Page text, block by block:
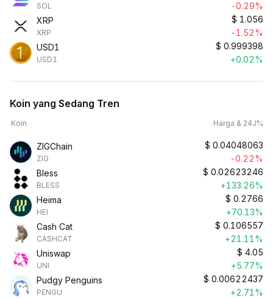
SOL
-0.29%
XRP
XRP
$ 1.056
-1.52%
USD1
USD1
$ 0.999398
+0.02%
Koin yang Sedang Tren
Koin Harga & 24J%
ZIGChain
ZIG
$ 0.04048063
-0.22%
Bless
BLESS
$ 0.02623246
+133.26%
Heima
HEI
$ 0.2766
+70.13%
Cash Cat
CASHCAT
$ 0.106557
+21.11%
Uniswap
UNI
$ 4.05
+5.77%
Pudgy Penguins
PENGU
$ 0.00622437
+2.71%